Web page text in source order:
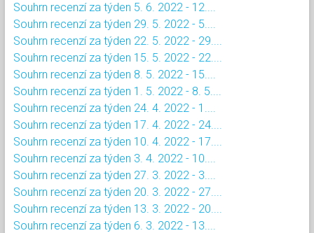
Souhrn recenzí za týden 5. 6. 2022 - 12....
Souhrn recenzí za týden 29. 5. 2022 - 5....
Souhrn recenzí za týden 22. 5. 2022 - 29....
Souhrn recenzí za týden 15. 5. 2022 - 22....
Souhrn recenzí za týden 8. 5. 2022 - 15....
Souhrn recenzí za týden 1. 5. 2022 - 8. 5....
Souhrn recenzí za týden 24. 4. 2022 - 1....
Souhrn recenzí za týden 17. 4. 2022 - 24....
Souhrn recenzí za týden 10. 4. 2022 - 17....
Souhrn recenzí za týden 3. 4. 2022 - 10....
Souhrn recenzí za týden 27. 3. 2022 - 3....
Souhrn recenzí za týden 20. 3. 2022 - 27....
Souhrn recenzí za týden 13. 3. 2022 - 20....
Souhrn recenzí za týden 6. 3. 2022 - 13....